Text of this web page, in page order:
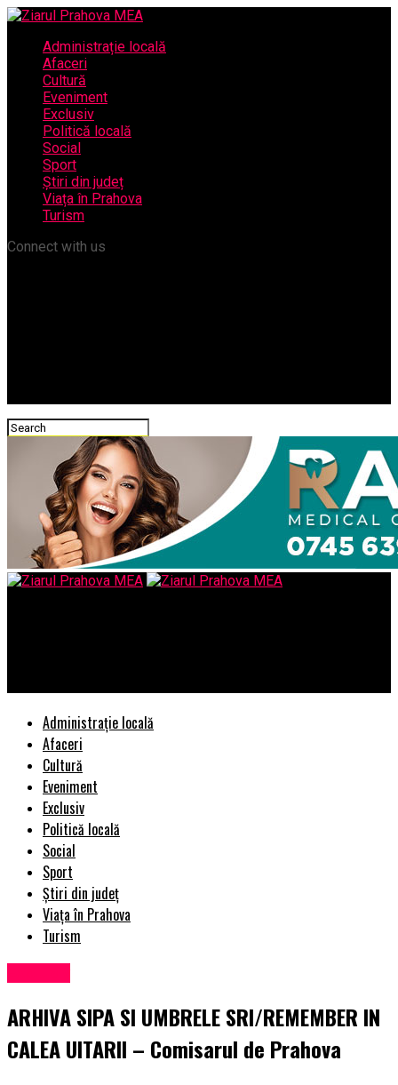
Administrație locală
Afaceri
Cultură
Eveniment
Exclusiv
Politică locală
Social
Sport
Știri din județ
Viața în Prahova
Turism
Connect with us
Administrație locală
Afaceri
Cultură
Eveniment
Exclusiv
Politică locală
Social
Sport
Știri din județ
Viața în Prahova
Turism
ARHIVA SIPA SI UMBRELE SRI/REMEMBER IN
CALEA UITARII – Comisarul de Prahova